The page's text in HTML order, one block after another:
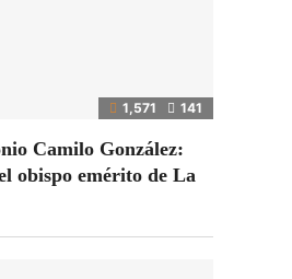
1,571 141
Camilo González:
obispo emérito de La